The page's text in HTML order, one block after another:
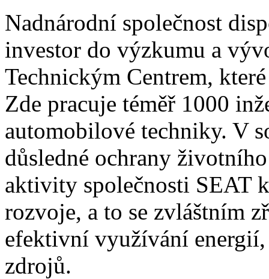
Nadnárodní společnost
investor do výzkumu a
Technickým Centrem,
Zde pracuje téměř 1000
automobilové techniky. V
důsledné ochrany
aktivity společnosti SEAT
rozvoje, a to se zvláštním
efektivní využívání
zdrojů.